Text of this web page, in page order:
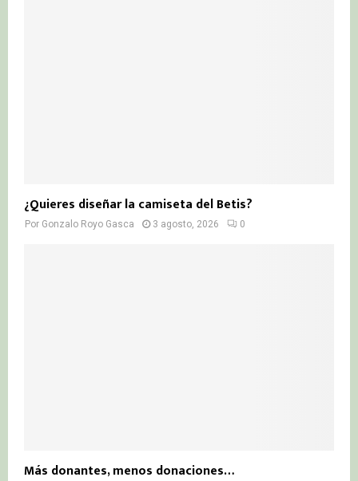
¿Quieres diseñar la camiseta del Betis?
Por Gonzalo Royo Gasca 3 agosto, 2026 0
Más donantes, menos donaciones…